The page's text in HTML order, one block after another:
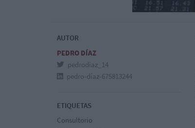
AUTOR
PEDRO DÍAZ
pedrodiaz_14
pedro-díaz-675813244
ETIQUETAS
Consultorio